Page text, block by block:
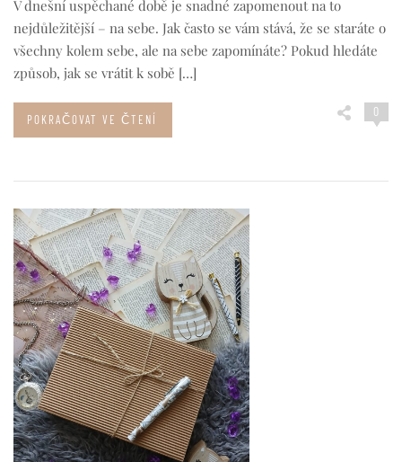
V dnešní uspěchané době je snadné zapomenout na to
nejdůležitější – na sebe. Jak často se vám stává, že se staráte o
všechny kolem sebe, ale na sebe zapomínáte? Pokud hledáte
způsob, jak se vrátit k sobě […]
0
POKRAČOVAT VE ČTENÍ